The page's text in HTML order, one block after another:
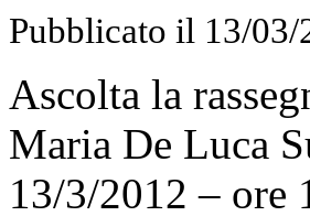
Pubblicato il 13/03/
Ascolta la
Maria De Luca
13/3/2012 – ore